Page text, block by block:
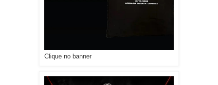
Clique no banner